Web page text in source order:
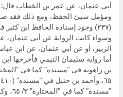
أبي عثمان، عن عمر بن الخطاب
ومؤمل سيئ الحفظ، ومع ذلك فقد
وسواء كانت الرواية عن أبي عثمان،
الزبير، أو عن أبي عثمان، عن ابن